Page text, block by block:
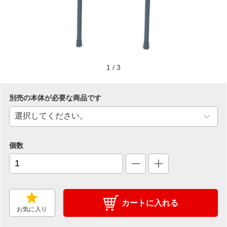
1 / 3
別売の本体が必要な商品です
個数
お気に入り
カートに入れる